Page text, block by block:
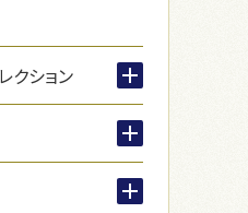
クション